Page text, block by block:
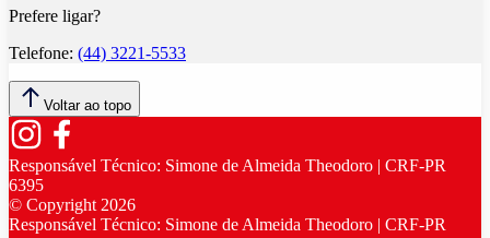
Prefere ligar?
Telefone: (44) 3221-5533
Voltar ao topo
Responsável Técnico: Simone de Almeida Theodoro | CRF-PR
6395
© Copyright2026
Responsável Técnico: Simone de Almeida Theodoro | CRF-PR